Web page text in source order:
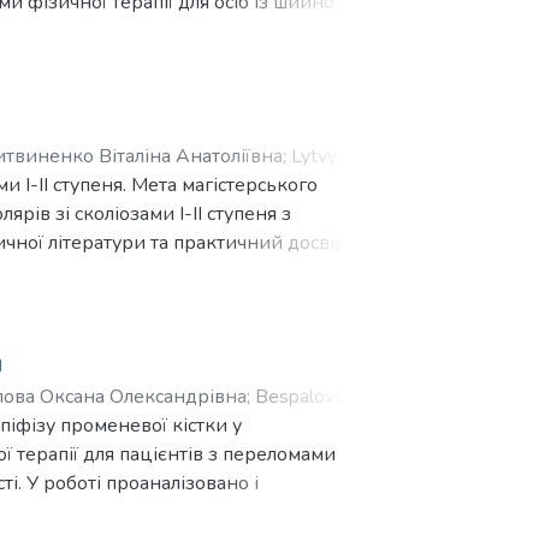
джерел систематизовано і
клініко-інстументарні методи
та участі. Розроблено та апробовано
доведено її ефективність.
Віталіна Анатоліївна; Lytvynenko
І-ІІ ступеня. Мета магістерського
зі сколіозами I-II ступеня з
літератури та практичний досвід
шкільного віку зі сколіозами I-II
індивідуальних програм фізичними
центрів).
Оксана Олександрівна; Bespalova
променевої кістки у
терапії для пацієнтів з переломами
У роботі проаналізовано і
реабілітаційного втручання